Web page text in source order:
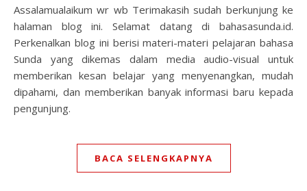
Assalamualaikum wr wb Terimakasih sudah berkunjung ke
halaman blog ini. Selamat datang di bahasasunda.id.
Perkenalkan blog ini berisi materi-materi pelajaran bahasa
Sunda yang dikemas dalam media audio-visual untuk
memberikan kesan belajar yang menyenangkan, mudah
dipahami, dan memberikan banyak informasi baru kepada
pengunjung.
BACA SELENGKAPNYA